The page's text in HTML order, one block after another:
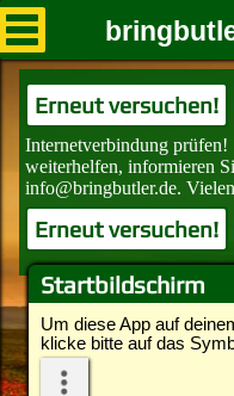
Startbildschirm
Um diese App auf
klicke bitte auf das
Erneut versuchen!
Erneut versuchen!